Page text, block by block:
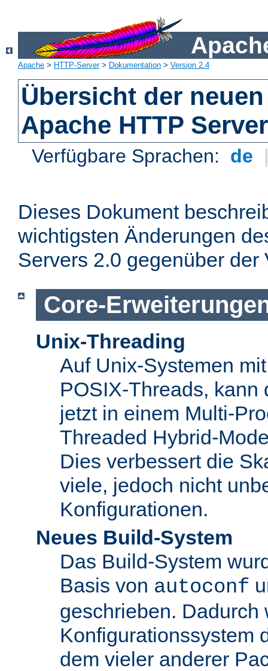
Apache > HTTP-Server> Dokumentation > Version 2.4
Übersicht der
Apache HTTP
Verfügbare Sprachen: de
Dieses Dokument
wichtigsten Änderungen
Servers 2.0 gegenüber der
Core-
Unix-Threading
Auf Unix-Systemen
POSIX-Threads, kann
jetzt in einem Multi-
Threaded Hybrid-
Dies verbessert die
viele, jedoch nicht
Konfigurationen.
Neues Build-System
Das Build-System
Basis von autoconf
geschrieben. Dadurch
Konfigurationssystem
dem vieler anderer